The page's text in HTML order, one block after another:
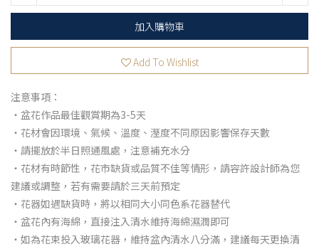
加入購物車
Add To Wishlist
注意事項：
・盆花作品最佳觀賞期為3-5天
・花材會因環境、氣候、溫度、溼度不同原因影響保存天數
・請擺放於半日照通風處，注意補充水分
・花材有時節性，花市缺貨或品質不佳等情形，請容許設計師為您
建議或調整，若有需要請於三天前預定
・花器如遇缺貨時，將以相同大小同色系花器替代
・盆花內有海綿，直接注入清水維持海綿濕潤即可
・如為花束投入玻璃花器，維持盆內清水八分滿，建議每天更換清